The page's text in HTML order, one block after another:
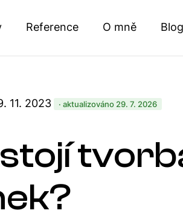
Reference O mně Blog
11. 2023 · aktualizováno 29. 7. 2026